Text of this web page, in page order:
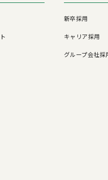
新卒採用
キャリア採用
グループ会社採